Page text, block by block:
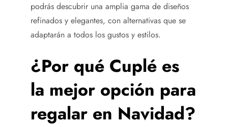
podrás descubrir una amplia gama de diseños
refinados y elegantes, con alternativas que se
adaptarán a todos los gustos y estilos.
¿Por qué Cuplé es
la mejor opción para
regalar en Navidad?